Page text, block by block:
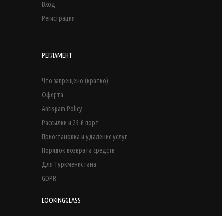
Вход
Регистрация
РЕГЛАМЕНТ
Что запрещено (кратко)
Оферта
Antispam Policy
Рассылки и 25-й порт
Приостановка и удаление услуг
Порядок возврата средств
Для Туркменистана
GDPR
LOOKINGGLASS